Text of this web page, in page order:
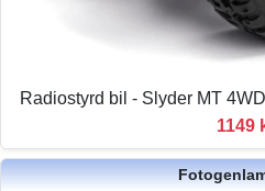
Radiostyrd bil - Slyder MT
1149